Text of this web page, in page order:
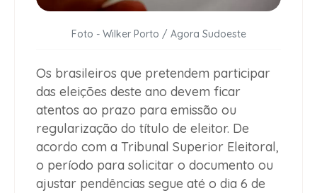
Foto - Wilker Porto / Agora Sudoeste
Os brasileiros que pretendem participar
das eleições deste ano devem ficar
atentos ao prazo para emissão ou
regularização do título de eleitor. De
acordo com a Tribunal Superior Eleitoral,
o período para solicitar o documento ou
ajustar pendências segue até o dia 6 de